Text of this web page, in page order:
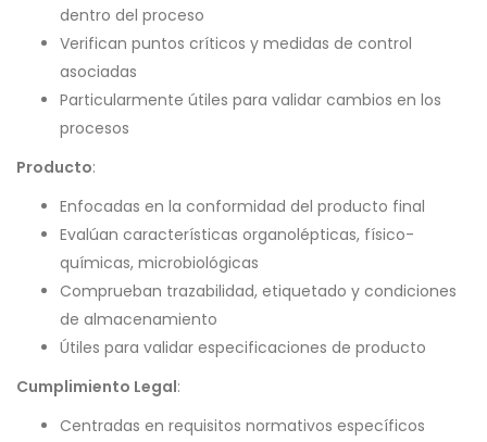
dentro del proceso
Verifican puntos críticos y medidas de control
asociadas
Particularmente útiles para validar cambios en los
procesos
Producto:
Enfocadas en la conformidad del producto final
Evalúan características organolépticas, físico-
químicas, microbiológicas
Comprueban trazabilidad, etiquetado y condiciones
de almacenamiento
Útiles para validar especificaciones de producto
Cumplimiento Legal:
Centradas en requisitos normativos específicos